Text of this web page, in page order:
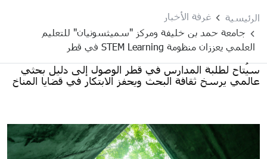
الرئيسية
غرفة الأخبار
جامعة حمد بن خليفة ومركز "سميثسونيان" للتعليم
العلمي يعززان منظومة STEM Learning في قطر
سيُتاح لطلبة المدارس في قطر الوصول إلى دليل بحثي
عالمي يرسخ ثقافة البحث ويحفز الابتكار في قضايا المناخ